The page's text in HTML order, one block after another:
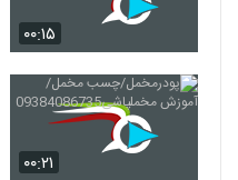
۰۰:۱۵
۰۰:۲۱